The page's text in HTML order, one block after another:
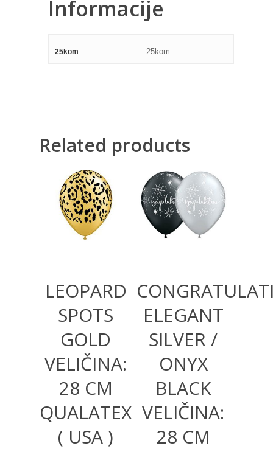
Informacije
25kom 25kom
Related products
360,00RSD
LEOPARD
SPOTS
GOLD
VELIČINA:
28 CM
QUALATEX
( USA )
360,00RSD
ELEGANT
SILVER /
ONYX
BLACK
VELIČINA:
28 CM